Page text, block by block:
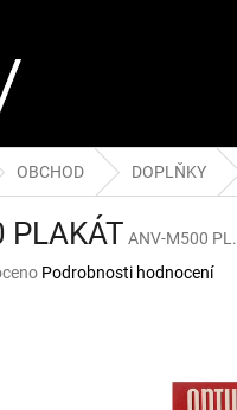
OBCHOD DOPLŇKY
PLAKÁT ANV-M500 PL.
Podrobnosti hodnocení